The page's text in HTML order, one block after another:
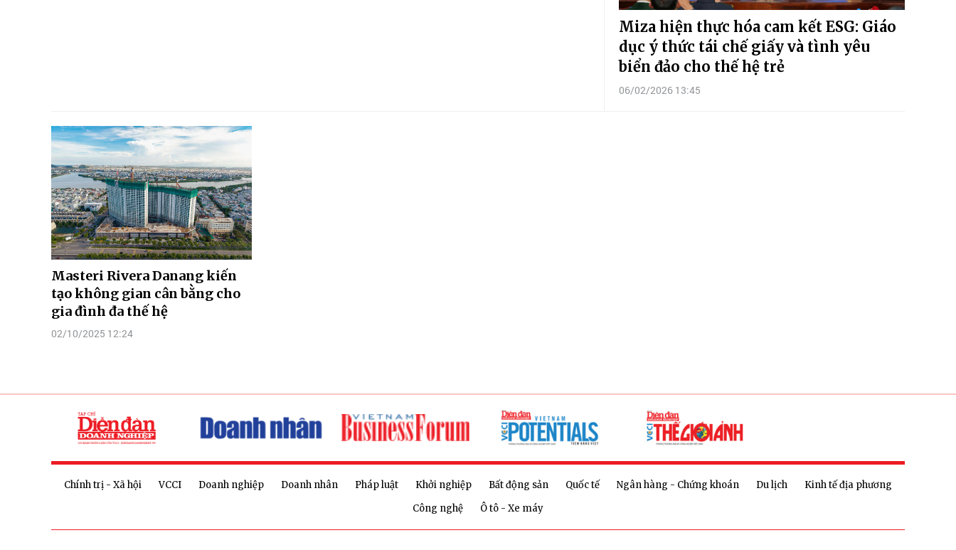
Miza hiện thực hóa cam kết ESG: Giáo
dục ý thức tái chế giấy và tình yêu
biển đảo cho thế hệ trẻ
06/02/2026 13:45
Masteri Rivera Danang kiến
tạo không gian cân bằng cho
gia đình đa thế hệ
02/10/2025 12:24
Chính trị - Xã hội VCCI Doanh nghiệp Doanh nhân Pháp luật Khởi nghiệp Bất động sản Quốc tế Ngân hàng - Chứng khoán Du lịch
Kinh tế địa phương
Công nghệ
Ô tô - Xe máy